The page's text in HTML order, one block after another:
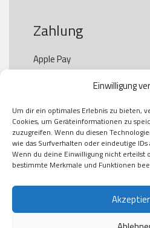
Einwilligung
Um dir ein optimales Erlebnis zu bieten,
Cookies, um Geräteinformationen zu
zuzugreifen. Wenn du diesen
wie das Surfverhalten oder eindeutige
Wenn du deine Einwilligung nicht erteilst
bestimmte Merkmale und Funktionen
Zahlung
Apple Pay
Paypal
Kauf auf Rechung
Klarna
American Express